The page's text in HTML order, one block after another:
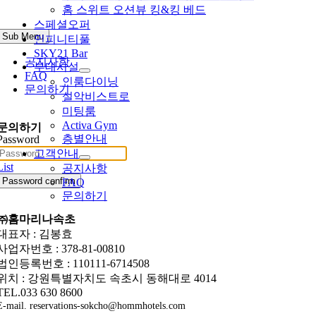
홈 스위트 오션뷰 킹&킹 베드
스페셜오퍼
인피니티풀
SKY21 Bar
부대시설
인룸다이닝
설악비스트로
미팅룸
Activa Gym
층별안내
고객안내
공지사항
FAQ
문의하기
Sub Menu
공지사항
FAQ
문의하기
의하기
Password confirm
홈마리나속초
표자 : 김봉효
업자번호 : 378-81-00810
인등록번호 : 110111-6714508
치 : 강원특별자치도 속초시 동해대로 4014
630 8600
mail. reservations-sokcho@hommhotels.com